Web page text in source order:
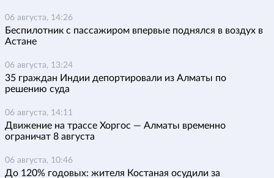
06 августа, 14:26
Беспилотник с пассажиром впервые поднялся в воздух в
Астане
06 августа, 13:24
35 граждан Индии депортировали из Алматы по
решению суда
06 августа, 14:11
Движение на трассе Хоргос — Алматы временно
ограничат 8 августа
06 августа, 10:46
До 120% годовых: жителя Костаная осудили за